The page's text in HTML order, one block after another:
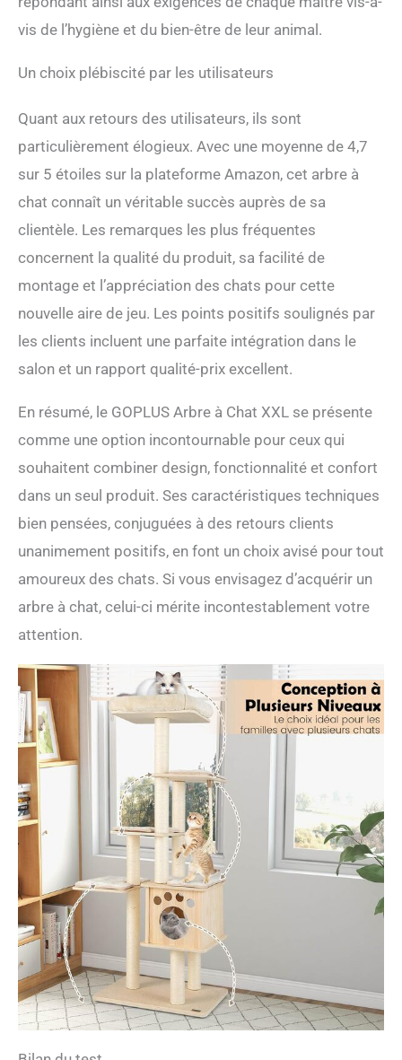
vis de l’hygiène et du bien-être de leur animal.
Un choix plébiscité par les utilisateurs
Quant aux retours des utilisateurs, ils sont
particulièrement élogieux. Avec une moyenne de 4,7
sur 5 étoiles sur la plateforme Amazon, cet arbre à
chat connaît un véritable succès auprès de sa
clientèle. Les remarques les plus fréquentes
concernent la qualité du produit, sa facilité de
montage et l’appréciation des chats pour cette
nouvelle aire de jeu. Les points positifs soulignés par
les clients incluent une parfaite intégration dans le
salon et un rapport qualité-prix excellent.
En résumé, le GOPLUS Arbre à Chat XXL se présente
comme une option incontournable pour ceux qui
souhaitent combiner design, fonctionnalité et confort
dans un seul produit. Ses caractéristiques techniques
bien pensées, conjuguées à des retours clients
unanimement positifs, en font un choix avisé pour tout
amoureux des chats. Si vous envisagez d’acquérir un
arbre à chat, celui-ci mérite incontestablement votre
attention.